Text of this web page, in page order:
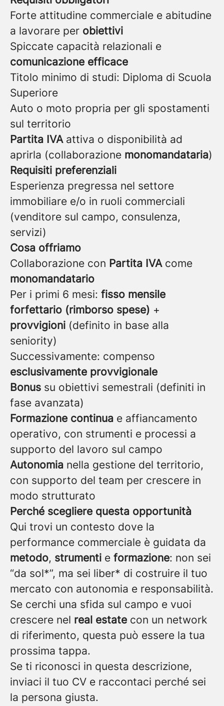
Forte attitudine commerciale e abitudine
a lavorare per obiettivi
Spiccate capacità relazionali e
comunicazione efficace
Titolo minimo di studi: Diploma di Scuola
Superiore
Auto o moto propria per gli spostamenti
sul territorio
Partita IVAattiva o disponibilità ad
aprirla (collaborazione monomandataria)
Requisiti preferenziali
Esperienza pregressa nel settore
immobiliare e/o in ruoli commerciali
(venditore sul campo, consulenza,
servizi)
Cosa offriamo
Collaborazione con Partita IVAcome
monomandatario
Per i primi 6 mesi: fisso mensile
forfettario (rimborso spese) +
provvigioni (definito in base alla
seniority)
Successivamente: compenso
esclusivamente provvigionale
Bonus su obiettivi semestrali (definiti in
fase avanzata)
Formazione continua e affiancamento
operativo, con strumenti e processi a
supporto del lavoro sul campo
Autonomia nella gestione del territorio,
con supporto del team per crescere in
modo strutturato
Perché scegliere questa opportunità
Qui trovi un contesto dove la
performance commerciale è guidata da
metodo, strumenti e formazione: non sei
“da sol*”, ma sei liber* di costruire il tuo
mercato con autonomia e responsabilità.
Se cerchi una sfida sul campo e vuoi
crescere nel real estate con un network
di riferimento, questa può essere la tua
prossima tappa.
Se ti riconosci in questa descrizione,
inviaci il tuo CV e raccontaci perché sei
la persona giusta.